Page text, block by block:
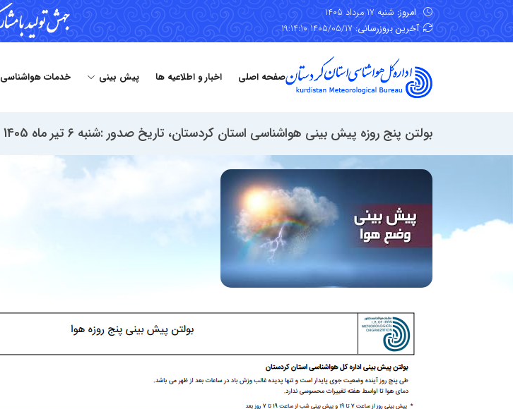
امروز: شنبه 17 مرداد 1405
آخرین بروزرسانی: 1405/05/17 19:14:10
صفحه اصلی اخبار و اطلاعیه ها پیش بینی خدمات هواشناسی
بولتن پنج روزه پیش بینی هواشناسی استان کردستان، تاریخ صدور :شنبه 6 تیر ماه 1405